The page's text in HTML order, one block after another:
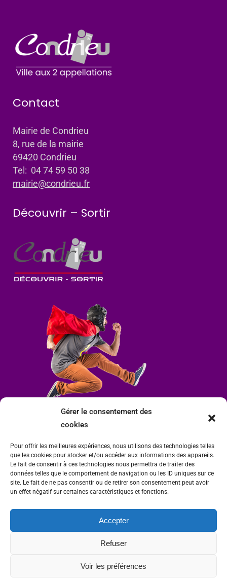
Gérer le consentement des
cookies
Pour offrir les meilleures expériences, nous utilisons des technologies telles
que les cookies pour stocker et/ou accéder aux informations des appareils.
Le fait de consentir à ces technologies nous permettra de traiter des
données telles que le comportement de navigation ou les ID uniques sur ce
site. Le fait de ne pas consentir ou de retirer son consentement peut avoir
un effet négatif sur certaines caractéristiques et fonctions.
Accepter
Refuser
Voir les préférences
Contact
Mairie de Condrieu
8, rue de la mairie
69420 Condrieu
Tel: 04 74 59 50 38
mairie@condrieu.fr
Découvrir – Sortir
Mairie de Condrieu | Copyright © 2023 |Mentions légales
Thierry Caizes Freelance| Photos parOmbre et Matière - Photographe